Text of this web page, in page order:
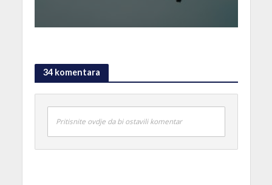
34 komentara
Pritisnite ovdje da bi ostavili komentar